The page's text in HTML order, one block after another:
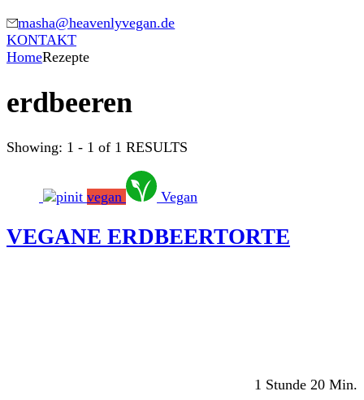
masha@heavenlyvegan.de
KONTAKT
HomeRezepte
erdbeeren
Showing: 1 - 1 of 1 RESULTS
vegan Vegan
VEGANE ERDBEERTORTE
1 Stunde 20 Min.